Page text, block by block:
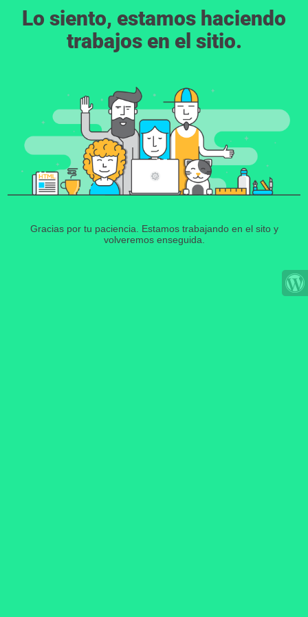
Lo siento, estamos haciendo
trabajos en el sitio.
Gracias por tu paciencia. Estamos trabajando en el sito y
volveremos enseguida.